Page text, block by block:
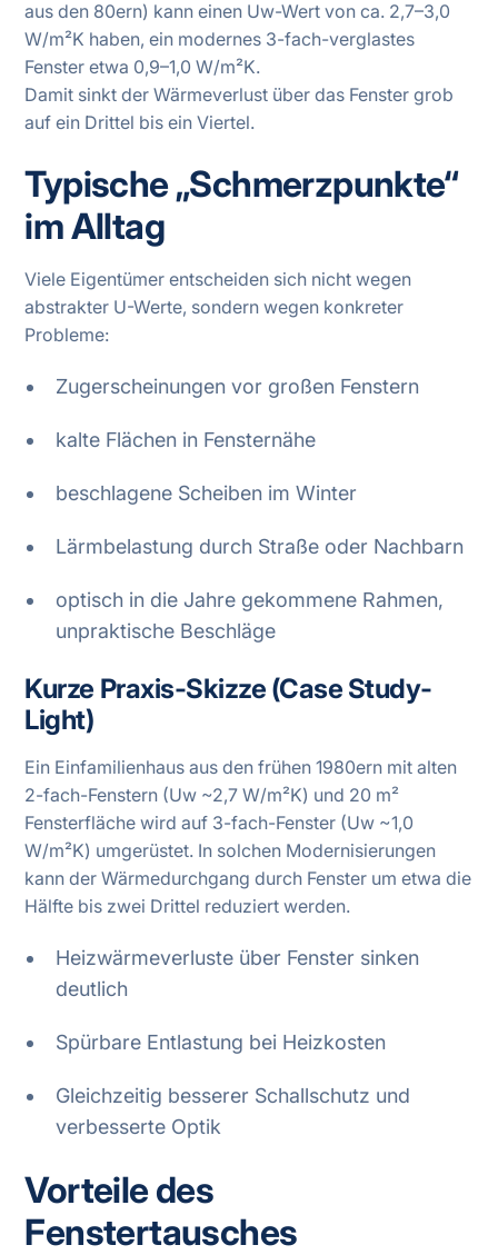
aus den 80ern) kann einen Uw-Wert von ca. 2,7–3,0
W/m²K haben, ein modernes 3-fach-verglastes
Fenster etwa 0,9–1,0 W/m²K.
Damit sinkt der Wärmeverlust über das Fenster grob
auf ein Drittel bis ein Viertel.
Typische „Schmerzpunkte“
im Alltag
Viele Eigentümer entscheiden sich nicht wegen
abstrakter U-Werte, sondern wegen konkreter
Probleme:
Zugerscheinungen vor großen Fenstern
kalte Flächen in Fensternähe
beschlagene Scheiben im Winter
Lärmbelastung durch Straße oder Nachbarn
optisch in die Jahre gekommene Rahmen,
unpraktische Beschläge
Kurze Praxis-Skizze (Case Study-
Light)
Ein Einfamilienhaus aus den frühen 1980ern mit alten
2-fach-Fenstern (Uw ~2,7 W/m²K) und 20 m²
Fensterfläche wird auf 3-fach-Fenster (Uw ~1,0
W/m²K) umgerüstet. In solchen Modernisierungen
kann der Wärmedurchgang durch Fenster um etwa die
Hälfte bis zwei Drittel reduziert werden.
Heizwärmeverluste über Fenster sinken
deutlich
Spürbare Entlastung bei Heizkosten
Gleichzeitig besserer Schallschutz und
verbesserte Optik
Vorteile des
Fenstertausches